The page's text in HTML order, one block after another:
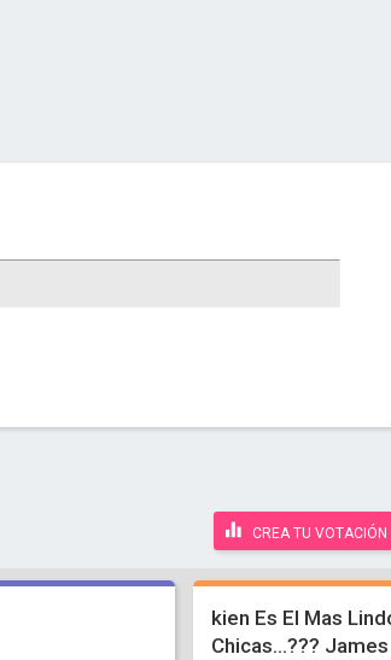
CREA TU VOTACIÓN
kien Es El Mas
Chicas...??? James